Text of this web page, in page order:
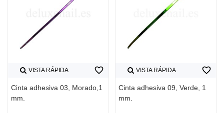
VISTA RÁPIDA
Cinta adhesiva 03, Morado,1
mm.
favorite_border VISTA RÁPIDA
Cinta adhesiva 09, Verde, 1
mm.
favorite_border